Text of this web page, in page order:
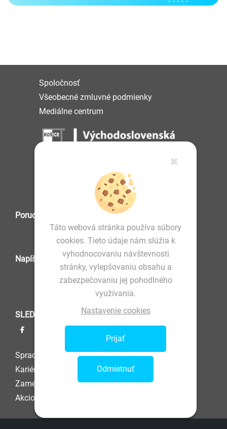
Spoločnosť
Všeobecné zmluvné podmienky
Mediálne centrum
IČO: 36 570 460
Poruchová služba
Napíšte nám
SLEDUJTE NÁS
Spracovanie osobných údajov
Kariéra
Zamestnanec
Akcionár
✖
Táto webová stránka používa súbory
cookies. Tieto údaje nám slúžia k
vyhodnocovaniu návštevnosti
stránky, vylepšovaniu obsahu a
zabezpečovaniu jej pohodlného
využívania.
Nastavenie cookies
Prijať
Odmietnuť